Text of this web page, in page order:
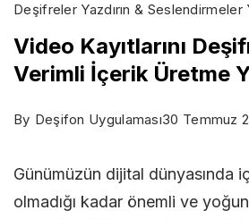
Deşifreler Yazdırın & Seslendirmeler
Video Kayıtlarını
Verimli İçerik Üretme
By Deşifon Uygulaması30 Temmuz
Günümüzün dijital dünyasında
olmadığı kadar önemli ve